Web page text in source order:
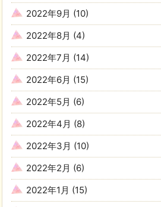
2022年9月 (10)
2022年8月 (4)
2022年7月 (14)
2022年6月 (15)
2022年5月 (6)
2022年4月 (8)
2022年3月 (10)
2022年2月 (6)
2022年1月 (15)